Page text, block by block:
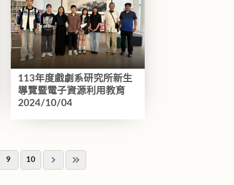
113年度戲劇系研究所新生
導覽暨電子資源利用教育
2024/10/04
9 10